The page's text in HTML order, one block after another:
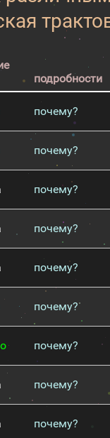
подробности
почему?
почему?
почему?
почему?
почему?
почему?
почему?
почему?
почему?